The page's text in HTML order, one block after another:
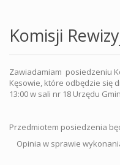
Komisji
Zawiadamiam posiedzeniu
Kęsowie, które odbędzie się
13:00 w sali nr 18 Urzędu
Przedmiotem posiedzenia
Opinia w sprawie